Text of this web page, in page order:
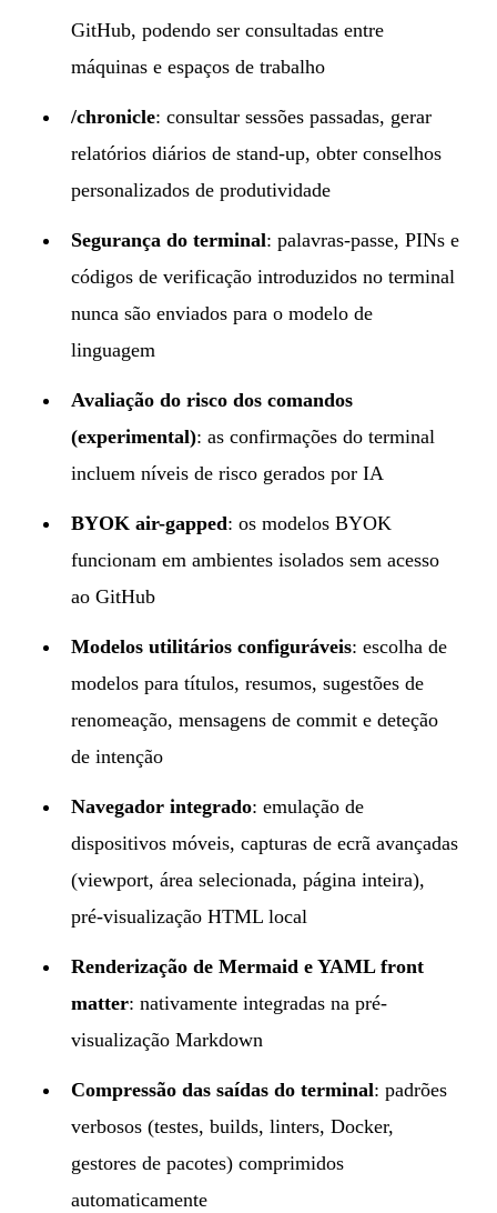
GitHub, podendo ser consultadas entre
máquinas e espaços de trabalho
/chronicle: consultar sessões passadas, gerar
relatórios diários de stand-up, obter conselhos
personalizados de produtividade
Segurança do terminal: palavras-passe, PINs e
códigos de verificação introduzidos no terminal
nunca são enviados para o modelo de
linguagem
Avaliação do risco dos comandos
(experimental): as confirmações do terminal
incluem níveis de risco gerados por IA
BYOK air-gapped: os modelos BYOK
funcionam em ambientes isolados sem acesso
ao GitHub
Modelos utilitários configuráveis: escolha de
modelos para títulos, resumos, sugestões de
renomeação, mensagens de commit e deteção
de intenção
Navegador integrado: emulação de
dispositivos móveis, capturas de ecrã avançadas
(viewport, área selecionada, página inteira),
pré-visualização HTML local
Renderização de Mermaid e YAML front
matter: nativamente integradas na pré-
visualização Markdown
Compressão das saídas do terminal: padrões
verbosos (testes, builds, linters, Docker,
gestores de pacotes) comprimidos
automaticamente